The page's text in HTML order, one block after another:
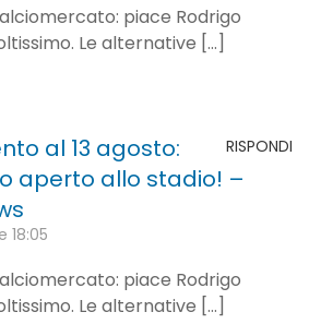
piace Rodrigo
Le alternative […]
al 13 agosto:
aperto allo stadio! –
18:05
RISPONDI
piace Rodrigo
Le alternative […]